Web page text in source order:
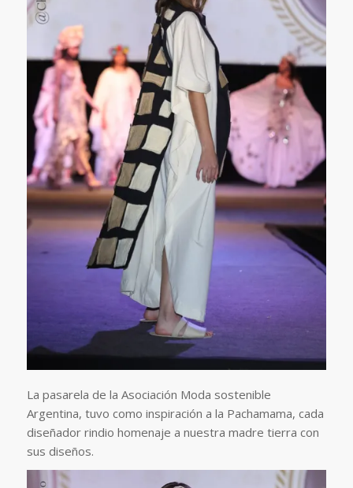
La pasarela de la Asociación Moda sostenible
Argentina, tuvo como inspiración a la Pachamama, cada
diseñador rindio homenaje a nuestra madre tierra con
sus diseños.